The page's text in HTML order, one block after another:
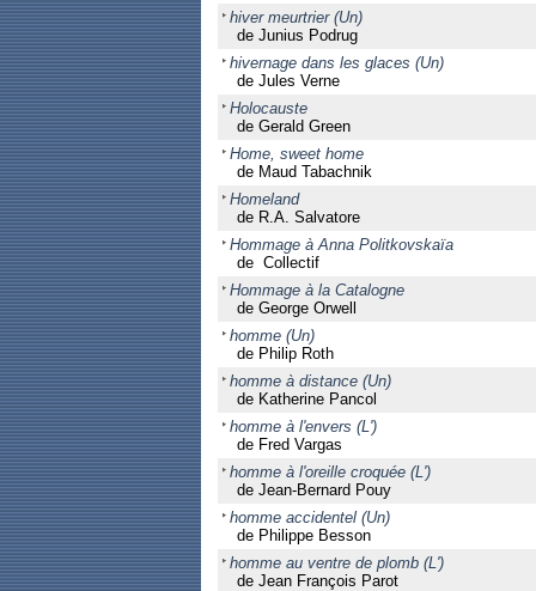
hiver meurtrier (Un)
de Junius Podrug
hivernage dans les glaces (Un)
de Jules Verne
Holocauste
de Gerald Green
Home, sweet home
de Maud Tabachnik
Homeland
de R.A. Salvatore
Hommage à Anna Politkovskaïa
de Collectif
Hommage à la Catalogne
de George Orwell
homme (Un)
de Philip Roth
homme à distance (Un)
de Katherine Pancol
homme à l'envers (L')
de Fred Vargas
homme à l'oreille croquée (L')
de Jean-Bernard Pouy
homme accidentel (Un)
de Philippe Besson
homme au ventre de plomb (L')
de Jean François Parot